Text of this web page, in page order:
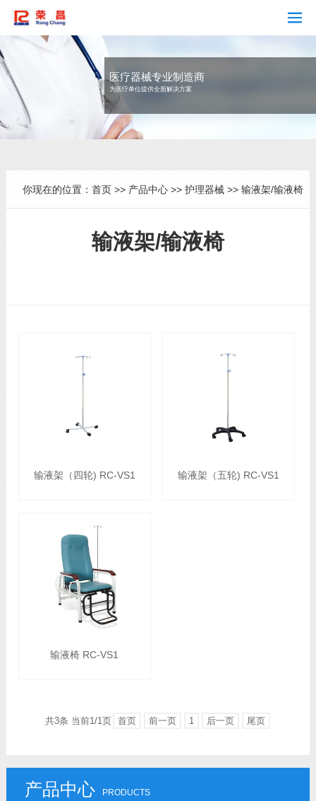
医疗器械专业制造商
为医疗单位提供全面解决方案
你现在的位置：首页 >> 产品中心 >>护理器械 >>输液架/输液椅
输液架/输液椅
输液架（四轮) RC-VS1 输液架（五轮) RC-VS1
输液椅 RC-VS1
共3条 当前1/1页 首页 前一页 1 后一页 尾页
产品中心 PRODUCTS